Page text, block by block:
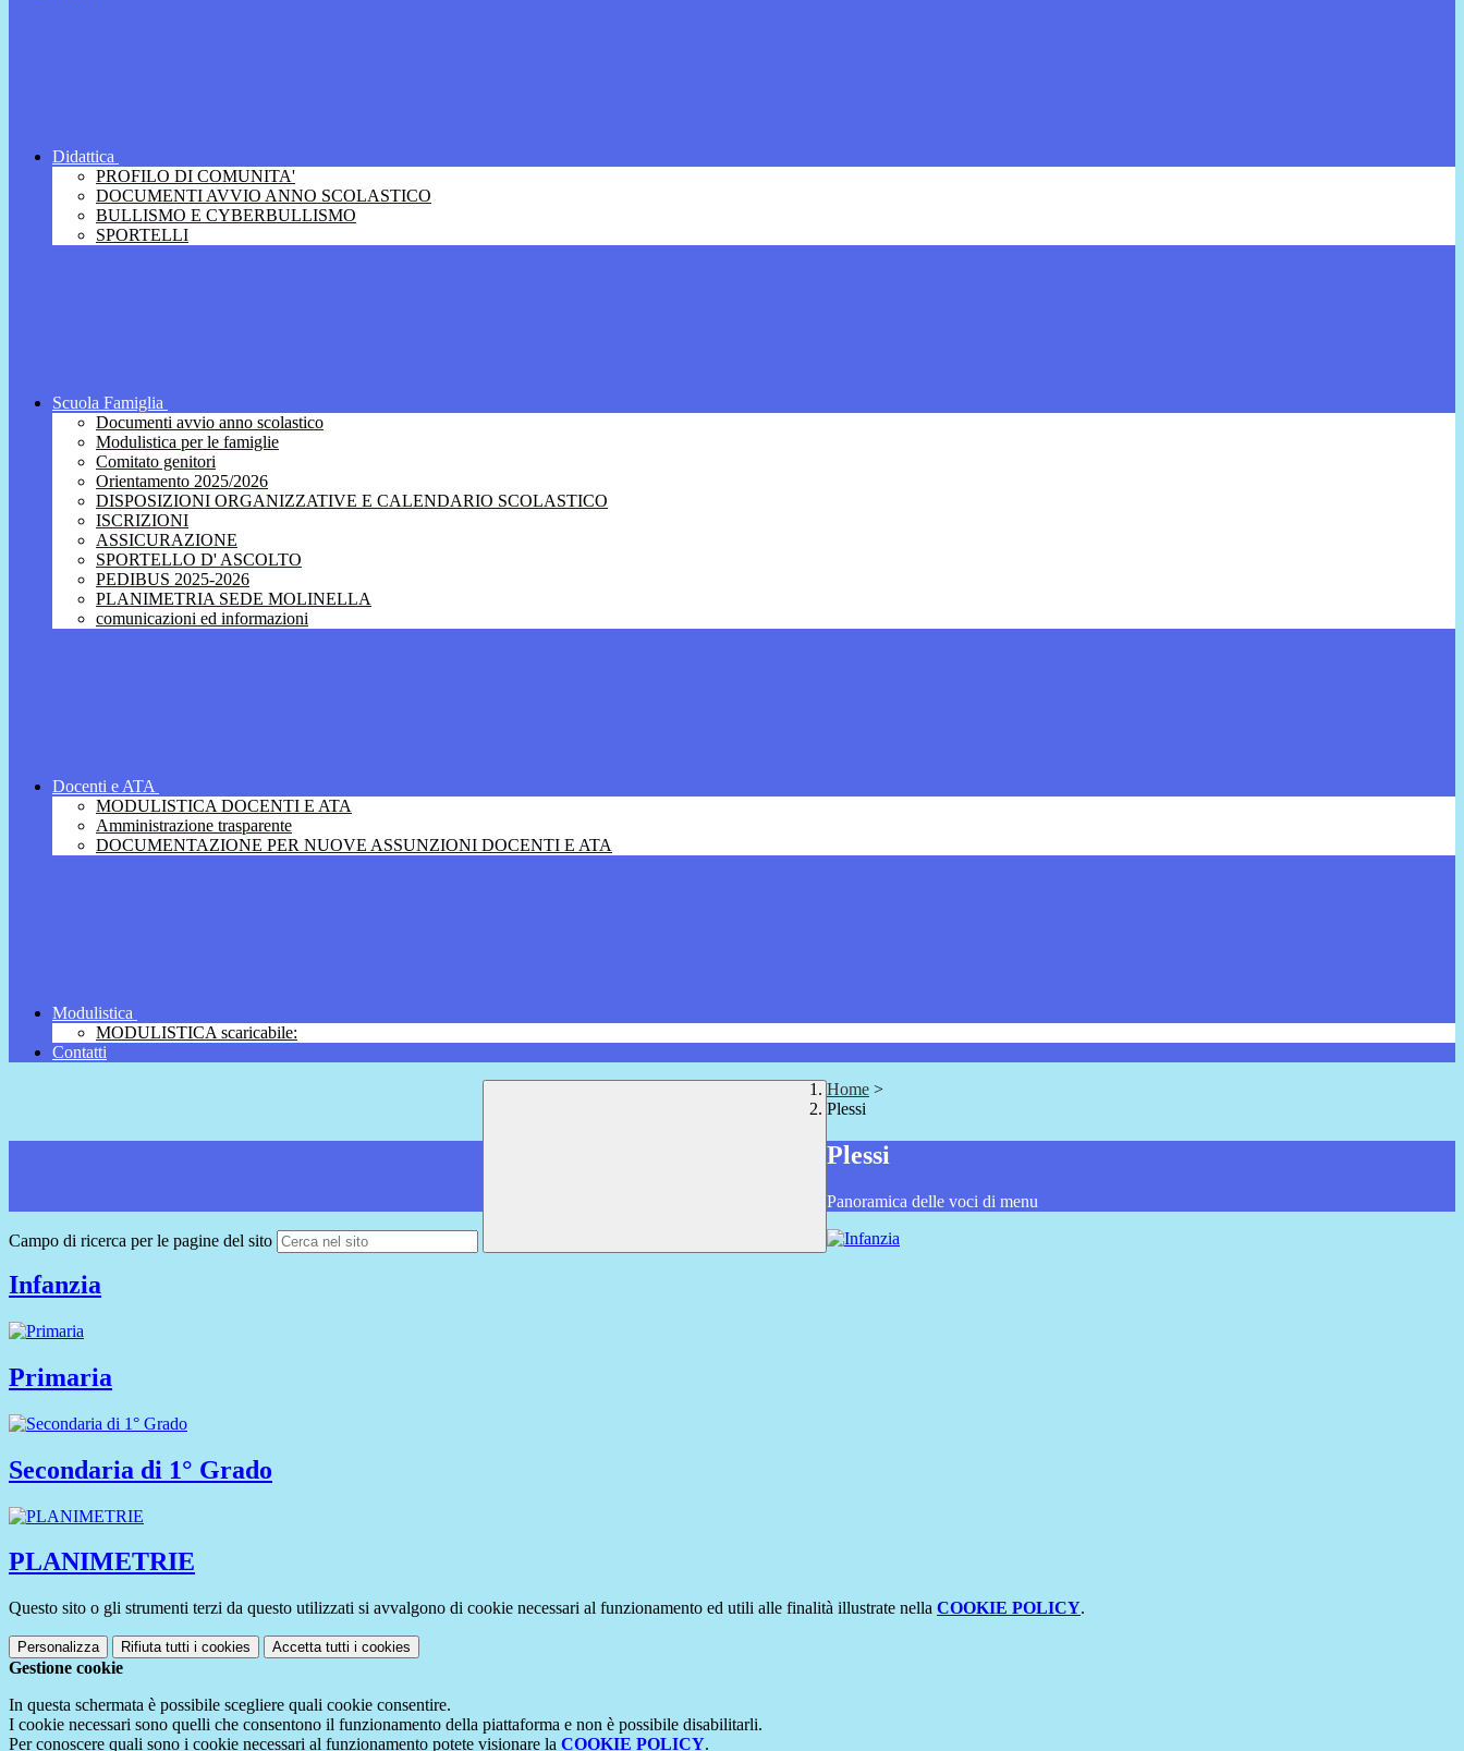
Didattica
PROFILO DI COMUNITA'
DOCUMENTI AVVIO ANNO SCOLASTICO
BULLISMO E CYBERBULLISMO
SPORTELLI
Scuola Famiglia
Documenti avvio anno scolastico
Modulistica per le famiglie
Comitato genitori
Orientamento 2025/2026
DISPOSIZIONI ORGANIZZATIVE E CALENDARIO SCOLASTICO
ISCRIZIONI
ASSICURAZIONE
SPORTELLO D' ASCOLTO
PEDIBUS 2025-2026
PLANIMETRIA SEDE MOLINELLA
comunicazioni ed informazioni
Docenti e ATA
MODULISTICA DOCENTI E ATA
Amministrazione trasparente
DOCUMENTAZIONE PER NUOVE ASSUNZIONI DOCENTI E ATA
Modulistica
MODULISTICA scaricabile:
Contatti
Campo di ricerca per le pagine del sito
Home >
Plessi
Plessi
Panoramica delle voci di menu
Infanzia
Primaria
Secondaria di 1° Grado
PLANIMETRIE
Questo sito o gli strumenti terzi da questo utilizzati si avvalgono di cookie necessari al funzionamento ed utili alle finalità illustrate nella COOKIE POLICY.
Personalizza Rifiuta tutti i cookies Accetta tutti i cookies
Gestione cookie
In questa schermata è possibile scegliere quali cookie consentire.
I cookie necessari sono quelli che consentono il funzionamento della piattaforma e non è possibile disabilitarli.
Per conoscere quali sono i cookie necessari al funzionamento potete visionare la COOKIE POLICY.